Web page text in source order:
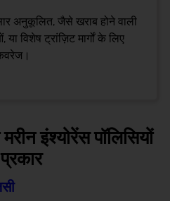
अनुकूलित, जैसे खराब होने वाली
विशेष ट्रांज़िट मार्गों के लिए
मरीन इंश्योरेंस पॉलिसियों